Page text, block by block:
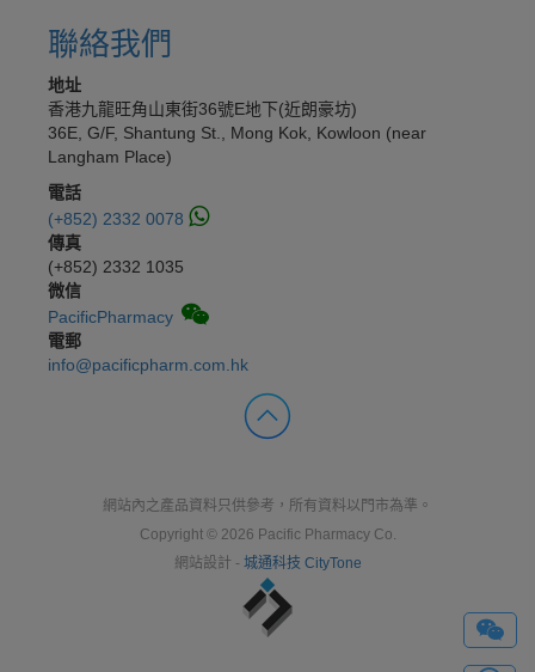
聯絡我們
地址
香港九龍旺角山東街36號E地下(近朗豪坊)
36E, G/F, Shantung St., Mong Kok, Kowloon (near
Langham Place)
電話
(+852) 2332 0078
傳真
(+852) 2332 1035
微信
PacificPharmacy
電郵
info@pacificpharm.com.hk
網站內之產品資料只供參考，所有資料以門市為準。
Copyright © 2026 Pacific Pharmacy Co.
網站設計 - 城通科技 CityTone